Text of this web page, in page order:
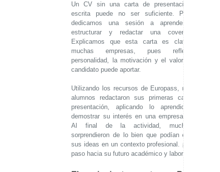
Un CV sin una carta de presentación bien
escrita puede no ser suficiente. Por eso,
dedicamos una sesión a aprender cómo
estructurar y redactar una cover letter.
Explicamos que esta carta es clave para
muchas empresas, pues refleja la
personalidad, la motivación y el valor que un
candidato puede aportar.
Utilizando los recursos de Europass, nuestros
alumnos redactaron sus primeras cartas de
presentación, aplicando lo aprendido para
demostrar su interés en una empresa ficticia.
Al final de la actividad, muchos se
sorprendieron de lo bien que podían expresar
sus ideas en un contexto profesional. ¡Un gran
paso hacia su futuro académico y laboral!